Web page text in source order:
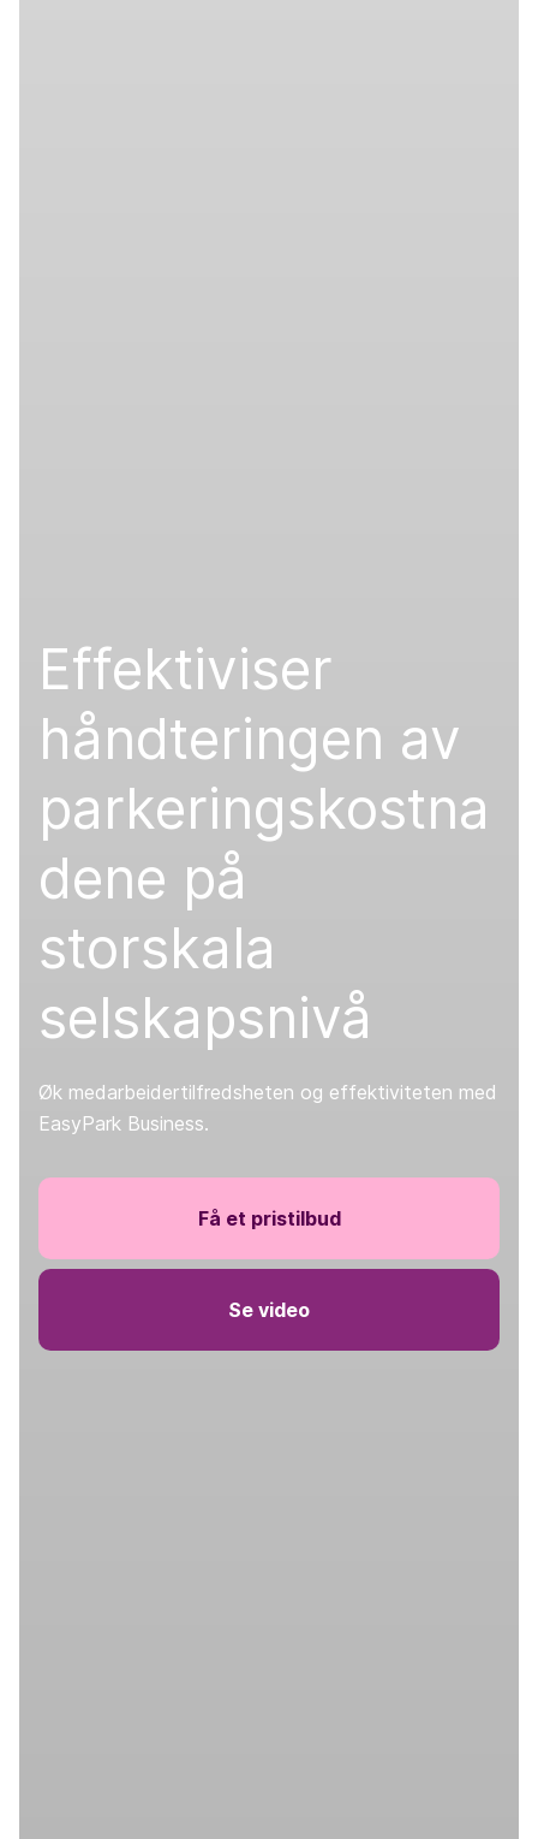
Effektiviser
håndteringen av
parkeringskostna
dene på
storskala
selskapsnivå
Øk medarbeidertilfredsheten og effektiviteten med
EasyPark Business.
Få et pristilbud
Se video